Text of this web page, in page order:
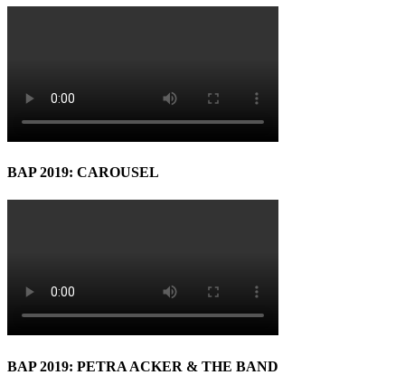
BAP 2019: CAROUSEL
BAP 2019: PETRA ACKER & THE BAND